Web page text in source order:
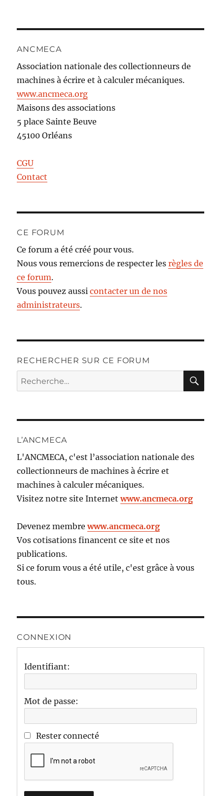
ANCMECA
Association nationale des collectionneurs de
machines à écrire et à calculer mécaniques.
www.ancmeca.org
Maisons des associations
5 place Sainte Beuve
45100 Orléans
CGU
Contact
CE FORUM
Ce forum a été créé pour vous.
Nous vous remercions de respecter lesrègles de
ce forum.
Vous pouvez aussicontacter un de nos
administrateurs.
RECHERCHER SUR CE FORUM
Recherche
pour :
L’ANCMECA
L'ANCMECA, c'est l’association nationale des
collectionneurs de machines à écrire et
machines à calculer mécaniques.
Visitez notre site Internetwww.ancmeca.org
Devenez membrewww.ancmeca.org
Vos cotisations financent ce site et nos
publications.
Si ce forum vous a été utile, c'est grâce à vous
tous.
CONNEXION
Identifiant:
Mot de passe:
Rester connecté